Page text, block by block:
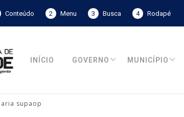
Conteúdo 2 Menu 3 Busca 4 Rodapé
INÍCIO GOVERNO MUNICÍPIO
supaop